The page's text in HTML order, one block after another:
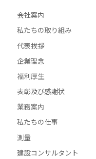
会社案内
私たちの取り組み
代表挨拶
企業理念
福利厚生
表彰及び感謝状
業務案内
私たちの仕事
測量
建設コンサルタント